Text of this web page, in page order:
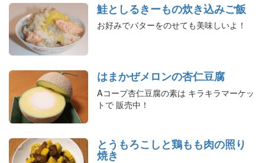
鮭としるきーもの炊き込みご飯
お好みでバターをのせても美味しいよ！
はまかぜメロンの杏仁豆腐
Aコープ杏仁豆腐の素は キラキラマーケッ
トで 販売中！
とうもろこしと鶏もも肉の照り
焼き